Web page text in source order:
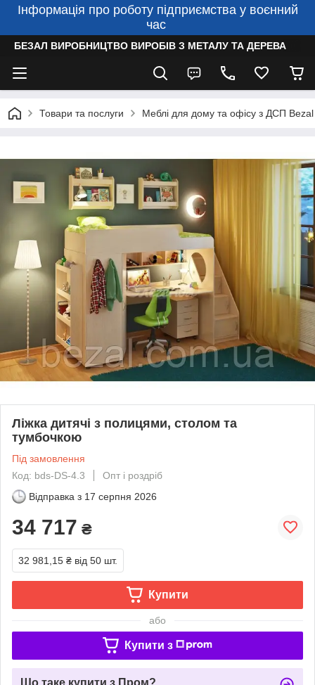
Інформація про роботу підприємства у воєнний
час
БЕЗАЛ ВИРОБНИЦТВО ВИРОБІВ З МЕТАЛУ ТА ДЕРЕВА
Товари та послуги Меблі для дому та офісу з ДСП Bezal
Ліжка дитячі з полицями, столом та
тумбочкою
Під замовлення
Код: bds-DS-4.3
Опт і роздріб
Відправка з 17 серпня 2026
34 717 ₴
32 981,15 ₴ від 50 шт.
Купити
або
Купити з
Що таке купити з Пром?